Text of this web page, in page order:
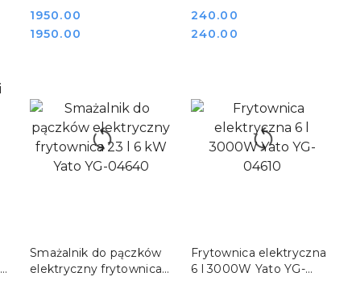
Yato YG-03100
Cena:
1950.00
Cena:
1950.00
Cena:
240.00
Cena:
240.00
Smażalnik do pączków
elektryczny frytownica
DO KOSZYKA
Frytownica elektryczna
6 l 3000W Yato YG-
DO KOSZYKA